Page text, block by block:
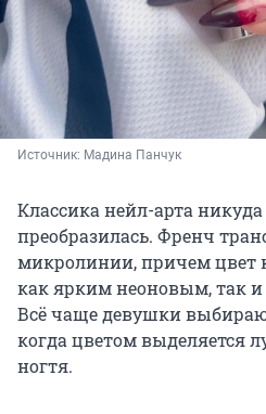
Источник: Мадина Панчук
Классика нейл-арта
преобразилась. Френч
микролинии, причем цвет
как ярким неоновым, так
Всё чаще девушки
когда цветом выделяется
ногтя.